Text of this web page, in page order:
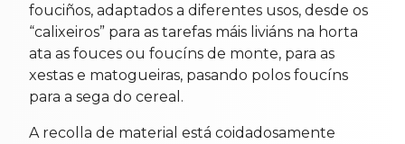
fouciños, adaptados a diferentes usos, desde os
“calixeiros” para as tarefas máis liviáns na horta
ata as fouces ou foucíns de monte, para as
xestas e matogueiras, pasando polos foucíns
para a sega do cereal.
A recolla de material está coidadosamente